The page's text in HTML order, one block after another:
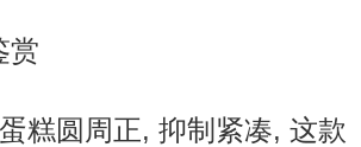
赏
糕圆周正, 抑制紧凑, 这款